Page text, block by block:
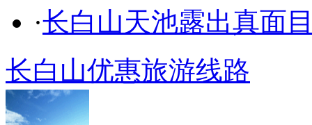
·长白山天池露出真面
长白山优惠旅游线路